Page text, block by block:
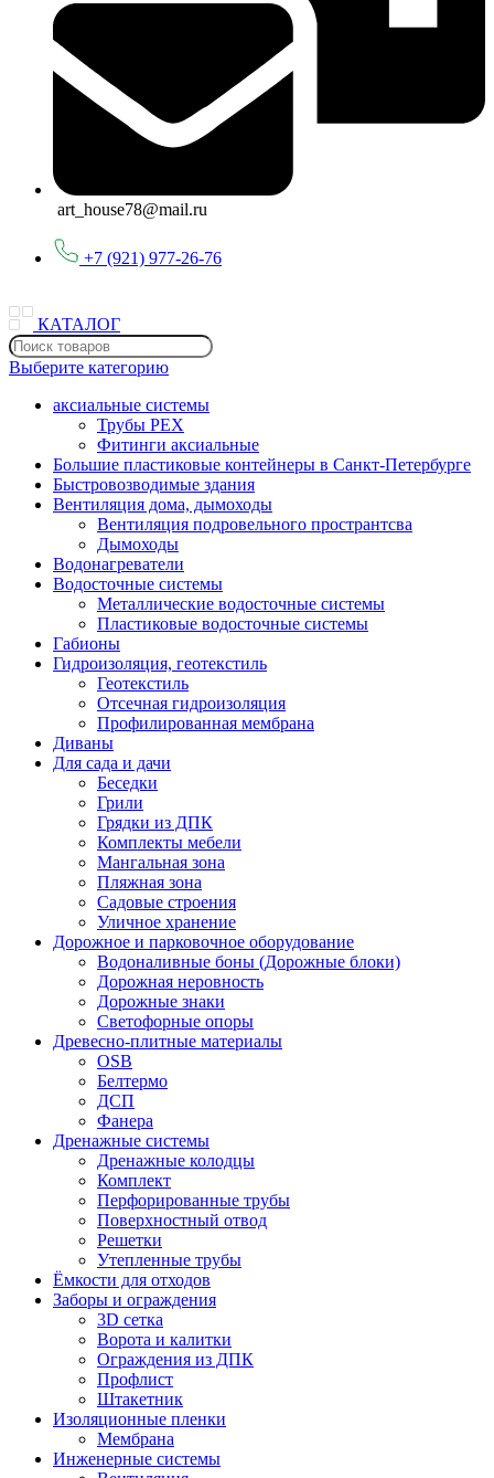
art_house78@mail.ru
+7 (921) 977-26-76
КАТАЛОГ
Выберите категорию
аксиальные системы
Трубы PEX
Фитинги аксиальные
Большие пластиковые контейнеры в Санкт-Петербурге
Быстровозводимые здания
Вентиляция дома, дымоходы
Вентиляция подровельного пространтсва
Дымоходы
Водонагреватели
Водосточные системы
Металлические водосточные системы
Пластиковые водосточные системы
Габионы
Гидроизоляция, геотекстиль
Геотекстиль
Отсечная гидроизоляция
Профилированная мембрана
Диваны
Для сада и дачи
Беседки
Грили
Грядки из ДПК
Комплекты мебели
Мангальная зона
Пляжная зона
Садовые строения
Уличное хранение
Дорожное и парковочное оборудование
Водоналивные боны (Дорожные блоки)
Дорожная неровность
Дорожные знаки
Светофорные опоры
Древесно-плитные материалы
OSB
Белтермо
ДСП
Фанера
Дренажные системы
Дренажные колодцы
Комплект
Перфорированные трубы
Поверхностный отвод
Решетки
Утепленные трубы
Ёмкости для отходов
Заборы и ограждения
3D сетка
Ворота и калитки
Ограждения из ДПК
Профлист
Штакетник
Изоляционные пленки
Мембрана
Инженерные системы